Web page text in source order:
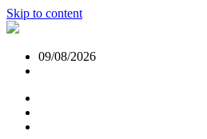
Skip to content
09/08/2026